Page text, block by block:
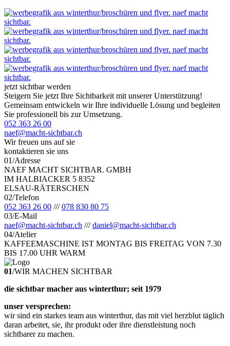
jetzt sichtbar werden
Steigern Sie jetzt Ihre Sichtbarkeit mit unserer Unterstützung!
Gemeinsam entwickeln wir Ihre individuelle Lösung und begleiten
Sie professionell bis zur Umsetzung.
052 363 26 00
naef@macht-sichtbar.ch
Wir freuen uns auf sie
kontaktieren sie uns
01/Adresse
NAEF MACHT SICHTBAR. GMBH
IM HALBIACKER 5 8352
ELSAU-RÄTERSCHEN
02/Telefon
052 363 26 00 /// 078 830 80 75
03/E-Mail
naef@macht-sichtbar.ch /// daniel@macht-sichtbar.ch
04/Atelier
KAFFEEMASCHINE IST MONTAG BIS FREITAG VON 7.30
BIS 17.00 UHR WARM
01/WIR MACHEN SICHTBAR
die sichtbar macher aus winterthur; seit 1979
unser versprechen:
wir sind ein starkes team aus winterthur, das mit viel herzblut täglich
daran arbeitet, sie, ihr produkt oder ihre dienstleistung noch
sichtbarer zu machen.